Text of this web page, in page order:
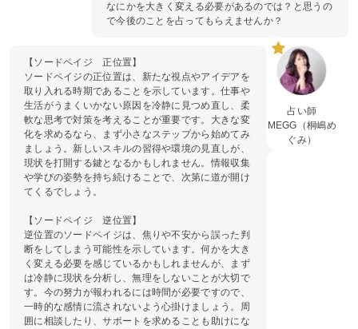
なにかを大きく変える必要があるのでは？と思うの
で今後のことを占ってもらえませんか？
占い師
MEGG（桐嶋め
ぐみ）
【ソードペイジ 正位置】
ソードペイジの正位置は、新たな視点やアイデアを
取り入れる時期であることを示しています。仕事や
生活がうまくいかない原因を冷静に見つめ直し、柔
軟な思考で対策を考えることが重要です。大きな変
化を求めるなら、まず小さなステップから始めてみ
ましょう。新しいスキルの習得や環境の見直しが、
現状を打開する鍵となるかもしれません。情報収集
や学びの姿勢を持ち続けることで、次第に道が開け
てくるでしょう。
【ソードペイジ 逆位置】
逆位置のソードペイジは、焦りや不安から誤った判
断をしてしまう可能性を示しています。何かを大き
く変える必要を感じているかもしれませんが、まず
は冷静に現状を分析し、無理をしないことが大切で
す。今の努力が報われるには時間が必要ですので、
一時的な感情に流されないよう心掛けましょう。周
囲に相談したり、サポートを求めることも助けにな